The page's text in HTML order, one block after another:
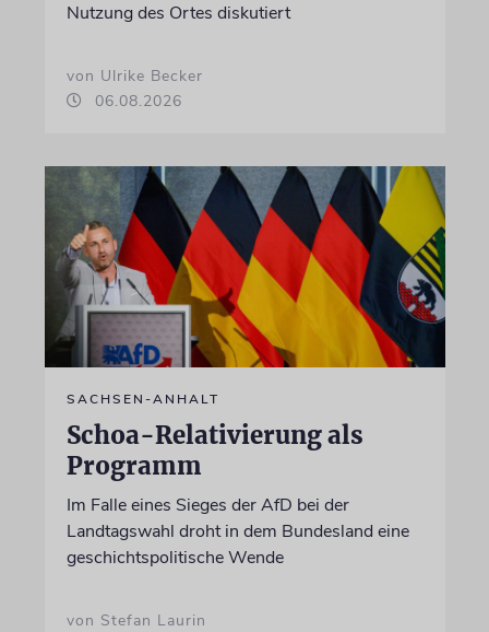
Nutzung des Ortes diskutiert
von Ulrike Becker
06.08.2026
SACHSEN-ANHALT
Schoa-Relativierung als
Programm
Im Falle eines Sieges der AfD bei der
Landtagswahl droht in dem Bundesland eine
geschichtspolitische Wende
von Stefan Laurin